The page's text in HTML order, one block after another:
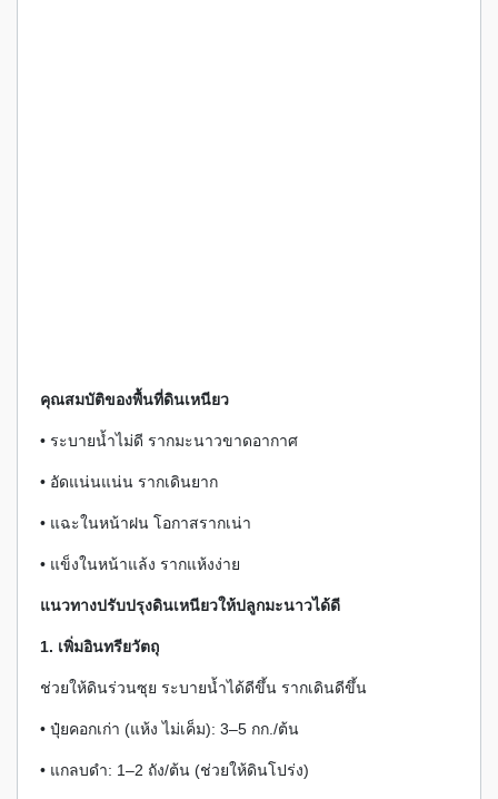
คุณสมบัติของพื้นที่ดินเหนียว
• ระบายน้ำไม่ดี รากมะนาวขาดอากาศ
• อัดแน่นแน่น รากเดินยาก
• แฉะในหน้าฝน โอกาสรากเน่า
• แข็งในหน้าแล้ง รากแห้งง่าย
แนวทางปรับปรุงดินเหนียวให้ปลูกมะนาวได้ดี
1. เพิ่มอินทรียวัตถุ
ช่วยให้ดินร่วนซุย ระบายน้ำได้ดีขึ้น รากเดินดีขึ้น
• ปุ๋ยคอกเก่า (แห้ง ไม่เค็ม): 3–5 กก./ต้น
• แกลบดำ: 1–2 ถัง/ต้น (ช่วยให้ดินโปร่ง)